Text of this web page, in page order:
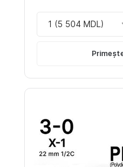
1 (5 504 MDL)